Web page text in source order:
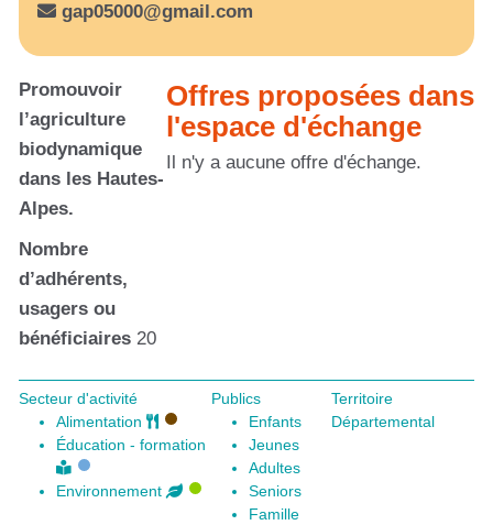
gap05000@gmail.com
Promouvoir
l’agriculture
biodynamique
dans les Hautes-
Alpes.
Nombre
d’adhérents,
usagers ou
bénéficiaires 20
Offres proposées dans
l'espace d'échange
Il n'y a aucune offre d'échange.
Secteur d'activité
Alimentation
Éducation - formation
Environnement
Publics
Enfants
Jeunes
Adultes
Seniors
Famille
Territoire
Départemental